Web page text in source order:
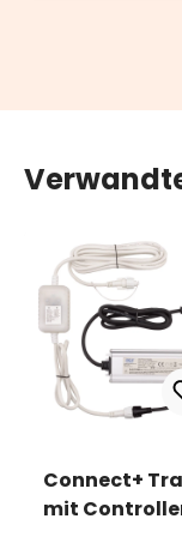
Connect+
mit